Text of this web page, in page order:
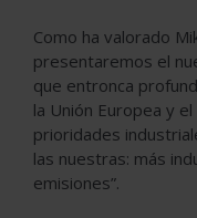
Como ha valorado
presentaremos el
que entronca
la Unión Europea y
prioridades
las nuestras: más
emisiones”.